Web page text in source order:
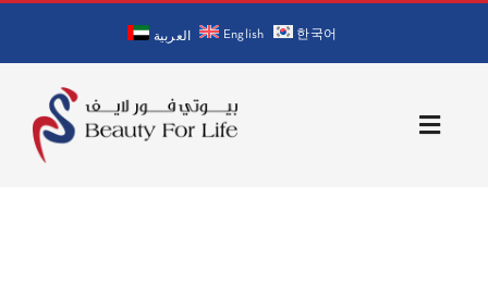
content
العربية English 한국어
Toggle